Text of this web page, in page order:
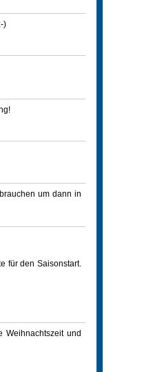
)
um dann in
für den Saisonstart.
Weihnachtszeit und